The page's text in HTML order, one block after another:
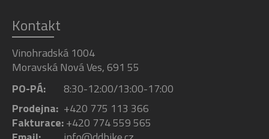
Kontakt
Vinohradská 1004
Moravská Nová Ves, 691 55
PO-PÁ:
8:30-12:00/13:00-17:00
Prodejna: +420 775 113 366
Fakturace:+420 774 559 565